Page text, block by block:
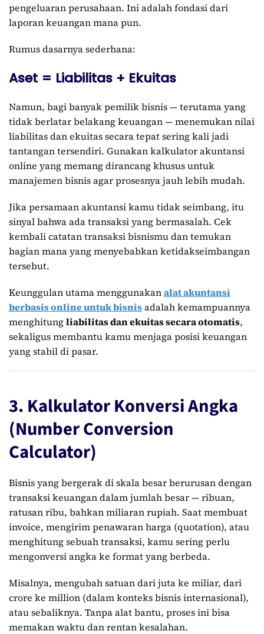
pengeluaran perusahaan. Ini adalah fondasi dari
laporan keuangan mana pun.
Rumus dasarnya sederhana:
Aset = Liabilitas + Ekuitas
Namun, bagi banyak pemilik bisnis — terutama yang
tidak berlatar belakang keuangan — menemukan nilai
liabilitas dan ekuitas secara tepat sering kali jadi
tantangan tersendiri. Gunakan kalkulator akuntansi
online yang memang dirancang khusus untuk
manajemen bisnis agar prosesnya jauh lebih mudah.
Jika persamaan akuntansi kamu tidak seimbang, itu
sinyal bahwa ada transaksi yang bermasalah. Cek
kembali catatan transaksi bisnismu dan temukan
bagian mana yang menyebabkan ketidakseimbangan
tersebut.
Keunggulan utama menggunakanalat akuntansi
berbasis online untuk bisnisadalah kemampuannya
menghitungliabilitas dan ekuitas secara otomatis,
sekaligus membantu kamu menjaga posisi keuangan
yang stabil di pasar.
3. Kalkulator Konversi Angka
(Number Conversion
Calculator)
Bisnis yang bergerak di skala besar berurusan dengan
transaksi keuangan dalam jumlah besar — ribuan,
ratusan ribu, bahkan miliaran rupiah. Saat membuat
invoice, mengirim penawaran harga (quotation), atau
menghitung sebuah transaksi, kamu sering perlu
mengonversi angka ke format yang berbeda.
Misalnya, mengubah satuan dari juta ke miliar, dari
crore ke million (dalam konteks bisnis internasional),
atau sebaliknya. Tanpa alat bantu, proses ini bisa
memakan waktu dan rentan kesalahan.